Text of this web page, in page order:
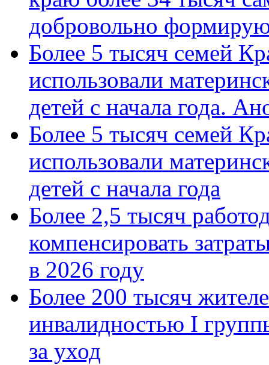
добровольно
Более 5 тысяч семей
использовали
детей с начала года.
Более 5 тысяч семей
использовали
детей с начала года
Более 2,5 тысяч
компенсировать
в 2026 году
Более 200 тысяч
инвалидностью I
за уход